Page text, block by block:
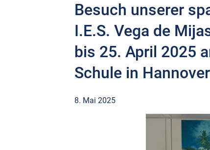
Besuch unserer
I.E.S. Vega de
bis 25. April 2025
Schule in Hannover
8. Mai 2025